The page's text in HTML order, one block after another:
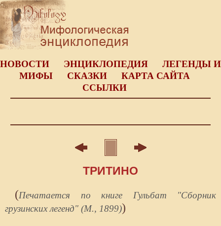
НОВОСТИ ЭНЦИКЛОПЕДИЯ
ЛЕГЕНДЫ И
МИФЫ
СКАЗКИ
КАРТА САЙТА
ССЫЛКИ
ТРИТИНО
(Печатается по книге Гульбат "Сборник
грузинских легенд" (М., 1899))